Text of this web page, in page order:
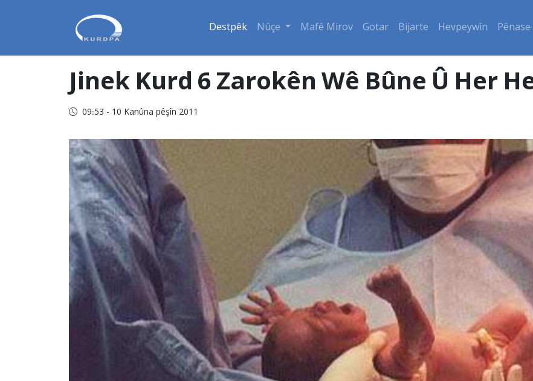
Destpêk Nûçe Mafê Mirov Gotar Bijarte Hevpeywîn Pênase
Jinek Kurd 6 Zarokên Wê Bûne Û Her
09:53 - 10 Kanûna pêşîn 2011